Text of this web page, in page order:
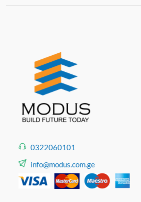
0322060101
info@modus.com.ge